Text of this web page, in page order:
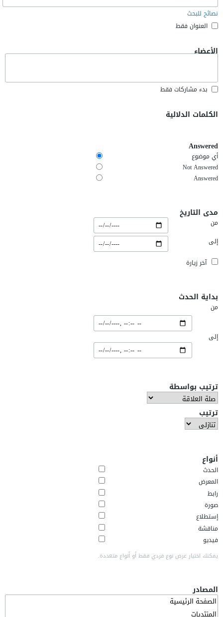
نصائح للبحث
العنوان فقط
الأعضاء
بدء مشاركات فقط
الكلمات الدلالية
Answered
أي موضوع
Not Answered
Answered
مدى التاريخ
من
إلى
آخر زيارة
بداية الحدث
من
إلى
ترتيب بواسطة
ترتيب
أنواع
الحدث
المعرض
رابط
صورة
إستطلاع
مناقشة
فيديو
يمكنك اختيار عرض نوع فردي فقط أو أنواع متعددة.
المصادر